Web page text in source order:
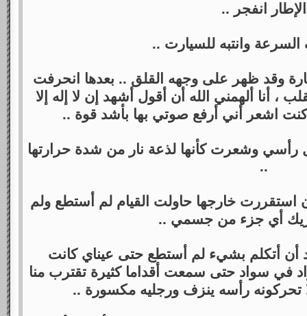
الإطار انفجر ..
وانتبه للسيارت ..
وقد ظهر على وجهه القلق .. بعدها انحرفت
، أنا ألهمني الله أن أقول أشهد إن لا إله إلا
اشعر أني أرفع صوتي بها بأشد قوة ..
وشعرت كأنها لذعة نار من شدة حرارتها
..
استقررت خارجها حاولت القيام لم أستطع ولم
أي جزء من جسمي ..
أن أتكلم بشيء لم أستطع حتى عيناي كانت
في سواد حتى سمعت أقداما كثيرة تقترب منا
تحركونه رأسه ينزف ورجليه مكسورة ..